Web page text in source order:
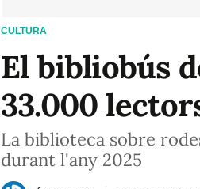
CULTURA
El bibliobús
33.000
La biblioteca sobre
durant l'any 2025